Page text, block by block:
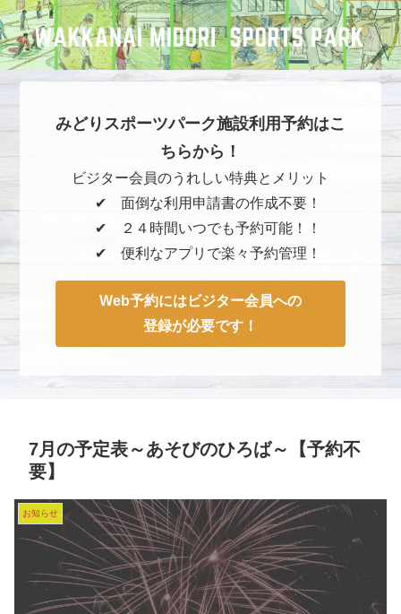
みどりスポーツパーク施設利用予約はこ
ちらから！
ビジター会員のうれしい特典とメリット
✔︎ 面倒な利用申請書の作成不要！
✔︎ ２４時間いつでも予約可能！！
✔︎ 便利なアプリで楽々予約管理！
Web予約にはビジター会員への
登録が必要です！
7月の予定表～あそびのひろば～【予約不
要】
お知らせ